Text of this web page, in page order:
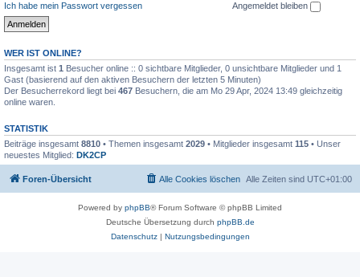
Ich habe mein Passwort vergessen
Angemeldet bleiben
WER IST ONLINE?
Insgesamt ist 1 Besucher online :: 0 sichtbare Mitglieder, 0 unsichtbare Mitglieder und 1
Gast (basierend auf den aktiven Besuchern der letzten 5 Minuten)
Der Besucherrekord liegt bei 467 Besuchern, die am Mo 29 Apr, 2024 13:49 gleichzeitig
online waren.
STATISTIK
Beiträge insgesamt 8810 • Themen insgesamt 2029 • Mitglieder insgesamt 115 • Unser
neuestes Mitglied: DK2CP
Foren-Übersicht Alle Zeiten sind UTC+01:00
Alle Cookies löschen
Powered by phpBB® Forum Software © phpBB Limited
Deutsche Übersetzung durch phpBB.de
Datenschutz| Nutzungsbedingungen